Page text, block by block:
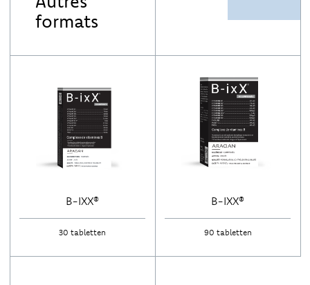
formats
B-IXX®
30 tabletten
B-IXX®
90 tabletten